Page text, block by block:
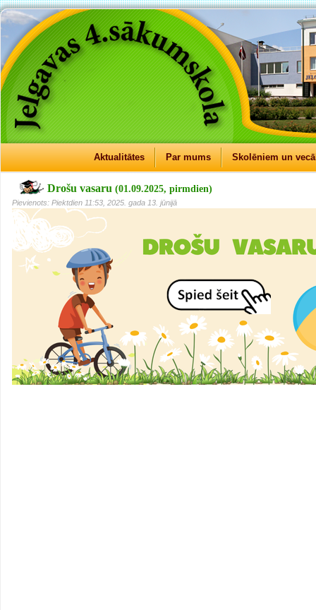
Aktualitātes Par mums Skolēniem un
Drošu vasaru (01.09.2025, pirmdien)
Pievienots: Piektdien 11:53, 2025. gada 13. jūnijā